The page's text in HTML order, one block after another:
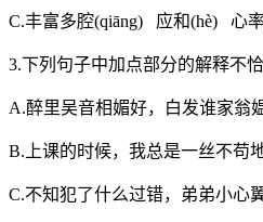
C.丰富多腔(qiāng) 应和(hè) 心
3.下列句子中加点部分的解释不
A.醉里吴音相媚好，白发谁家翁
B.上课的时候，我总是一丝不苟
C.不知犯了什么过错，弟弟小心